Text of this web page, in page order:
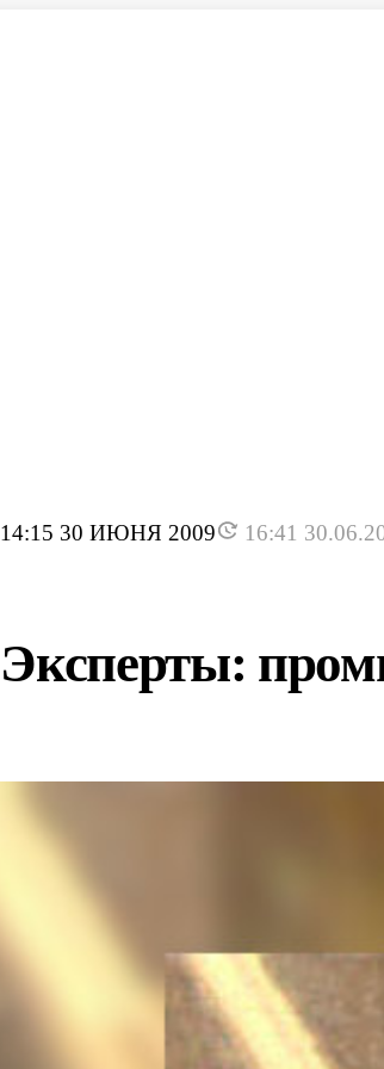
14:15 30 ИЮНЯ 2009 16:41
Эксперты: